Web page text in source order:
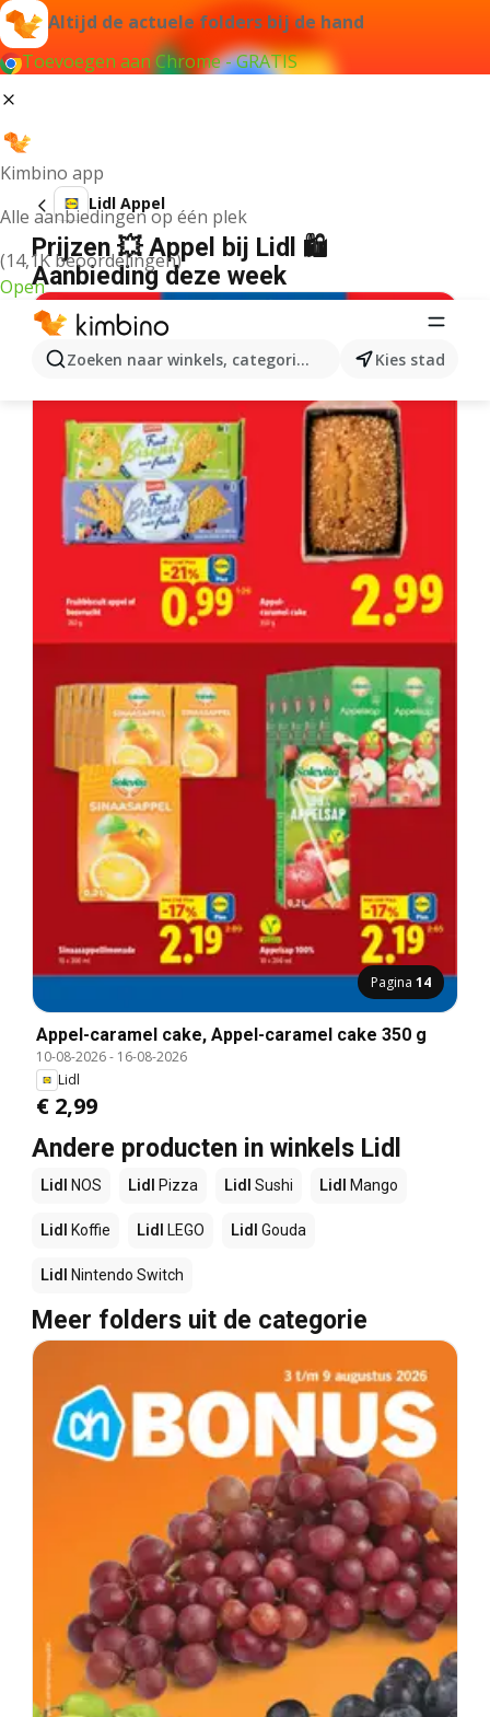
Altijd de actuele folders bij de hand
Toevoegen aan Chrome - GRATIS
Kimbino app
Alle aanbiedingen op één plek
(14,1K beoordelingen)
Open
Zoeken naar winkels, categorieën, producten...
Kies stad
Lidl Appel
Prijzen 💥 Appel bij Lidl 🛍️
Aanbieding deze week
Pagina 14
Appel-caramel cake, Appel-caramel cake 350 g
10-08-2026- 16-08-2026
Lidl
€ 2,99
Andere producten in winkels Lidl
Lidl NOS Lidl Pizza Lidl Sushi Lidl Mango
Lidl Koffie Lidl LEGO Lidl Gouda
Lidl Nintendo Switch
Meer folders uit de categorie